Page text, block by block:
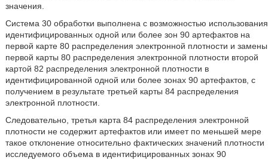
значения.
Система 30 обработки выполнена с возможностью использования
идентифицированных одной или более зон 90 артефактов на
первой карте 80 распределения электронной плотности и замены
первой карты 80 распределения электронной плотности второй
картой 82 распределения электронной плотности в
идентифицированной одной или более зонах 90 артефактов, с
получением в результате третьей карты 84 распределения
электронной плотности.
Следовательно, третья карта 84 распределения электронной
плотности не содержит артефактов или имеет по меньшей мере
такое отклонение относительно фактических значений плотности
исследуемого объема в идентифицированных зонах 90